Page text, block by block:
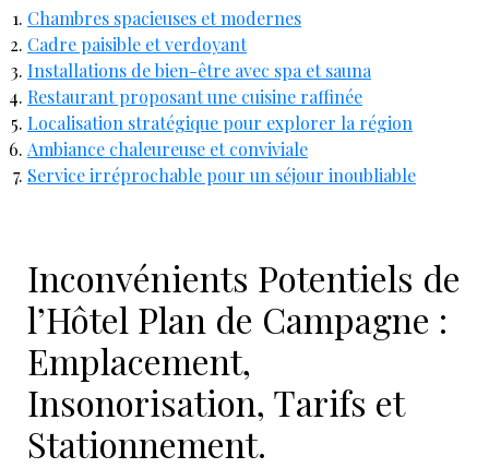
Chambres spacieuses et modernes
Cadre paisible et verdoyant
Installations de bien-être avec spa et sauna
Restaurant proposant une cuisine raffinée
Localisation stratégique pour explorer la région
Ambiance chaleureuse et conviviale
Service irréprochable pour un séjour inoubliable
Inconvénients Potentiels de
l’Hôtel Plan de Campagne :
Emplacement,
Insonorisation, Tarifs et
Stationnement.